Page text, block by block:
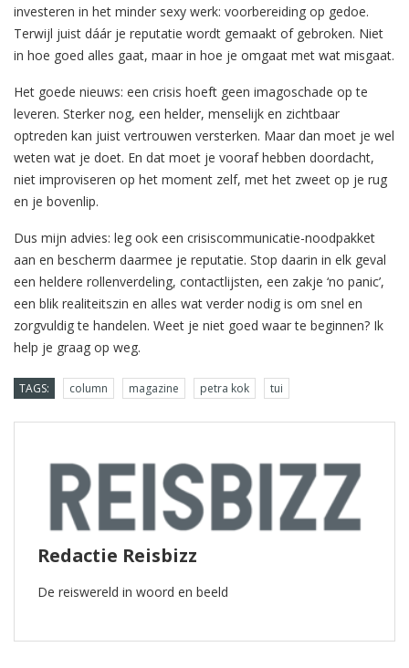
investeren in het minder sexy werk: voorbereiding op gedoe.
Terwijl juist dáár je reputatie wordt gemaakt of gebroken. Niet
in hoe goed alles gaat, maar in hoe je omgaat met wat misgaat.
Het goede nieuws: een crisis hoeft geen imagoschade op te
leveren. Sterker nog, een helder, menselijk en zichtbaar
optreden kan juist vertrouwen versterken. Maar dan moet je wel
weten wat je doet. En dat moet je vooraf hebben doordacht,
niet improviseren op het moment zelf, met het zweet op je rug
en je bovenlip.
Dus mijn advies: leg ook een crisiscommunicatie-noodpakket
aan en bescherm daarmee je reputatie. Stop daarin in elk geval
een heldere rollenverdeling, contactlijsten, een zakje ‘no panic’,
een blik realiteitszin en alles wat verder nodig is om snel en
zorgvuldig te handelen. Weet je niet goed waar te beginnen? Ik
help je graag op weg.
TAGS: column magazine petra kok tui
Redactie Reisbizz
De reiswereld in woord en beeld